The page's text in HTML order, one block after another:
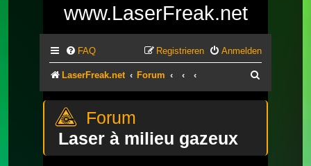
www.LaserFreak.net
FAQ Anmelden
Registrieren
LaserFreak.net Forum
Laser à milieu gazeux